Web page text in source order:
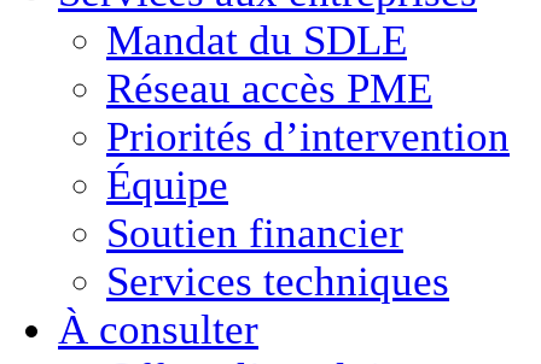
Mandat du SDLE
Réseau accès PME
Priorités d’intervention
Équipe
Soutien financier
Services techniques
À consulter